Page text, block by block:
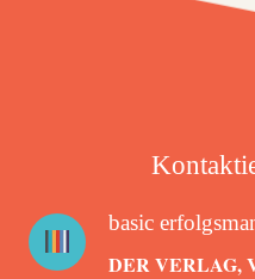
basic
DER VERLAG,